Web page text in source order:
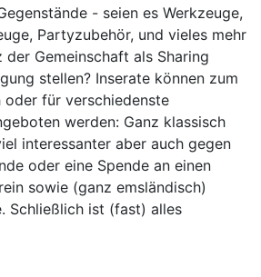
- seien es Werkzeuge,
Partyzubehör, und vieles mehr
der Gemeinschaft als Sharing
stellen? Inserate können zum
oder für verschiedenste
werden: Ganz klassisch
interessanter aber auch gegen
oder eine Spende an einen
sowie (ganz emsländisch)
Schließlich ist (fast) alles